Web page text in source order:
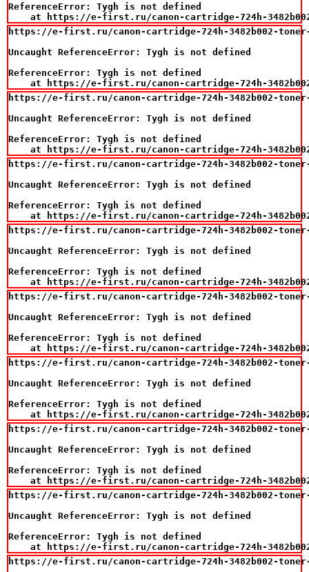
ReferenceError: Tygh is not defined
at https://e-first.ru/canon-cartridge-724h-
https://e-first.ru/canon-cartridge-724h-3482b002-
Uncaught ReferenceError: Tygh is not defined
ReferenceError: Tygh is not defined
at https://e-first.ru/canon-cartridge-724h-
https://e-first.ru/canon-cartridge-724h-3482b002-
Uncaught ReferenceError: Tygh is not defined
ReferenceError: Tygh is not defined
at https://e-first.ru/canon-cartridge-724h-
https://e-first.ru/canon-cartridge-724h-3482b002-
Uncaught ReferenceError: Tygh is not defined
ReferenceError: Tygh is not defined
at https://e-first.ru/canon-cartridge-724h-
https://e-first.ru/canon-cartridge-724h-3482b002-
Uncaught ReferenceError: Tygh is not defined
ReferenceError: Tygh is not defined
at https://e-first.ru/canon-cartridge-724h-
https://e-first.ru/canon-cartridge-724h-3482b002-
Uncaught ReferenceError: Tygh is not defined
ReferenceError: Tygh is not defined
at https://e-first.ru/canon-cartridge-724h-
https://e-first.ru/canon-cartridge-724h-3482b002-
Uncaught ReferenceError: Tygh is not defined
ReferenceError: Tygh is not defined
at https://e-first.ru/canon-cartridge-724h-
https://e-first.ru/canon-cartridge-724h-3482b002-
Uncaught ReferenceError: Tygh is not defined
ReferenceError: Tygh is not defined
at https://e-first.ru/canon-cartridge-724h-
https://e-first.ru/canon-cartridge-724h-3482b002-
Uncaught ReferenceError: Tygh is not defined
ReferenceError: Tygh is not defined
at https://e-first.ru/canon-cartridge-724h-
https://e-first.ru/canon-cartridge-724h-3482b002-